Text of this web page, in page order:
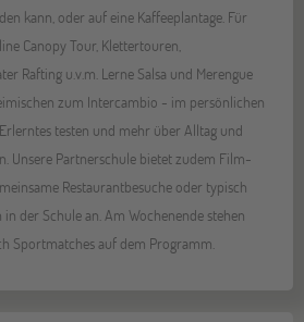
kann, oder auf eine Kaffeeplantage. Für
Canopy Tour, Klettertouren,
Rafting u.v.m. Lerne Salsa und Merengue
zum Intercambio - im persönlichen
testen und mehr über Alltag und
Unsere Partnerschule bietet zudem Film-
Restaurantbesuche oder typisch
der Schule an. Am Wochenende stehen
Sportmatches auf dem Programm.